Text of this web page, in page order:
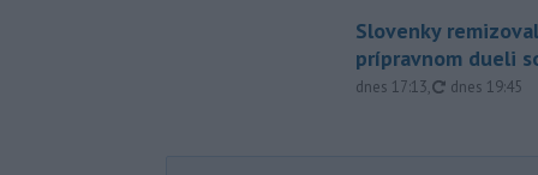
Slovenky
prípravnom dueli
dnes 17:13, aktualizované
dnes 19:45